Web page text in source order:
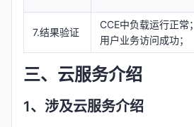
7.结果验证
CCE中负载运行正常；
用户业务访问成功；
三、云服务介绍
1、涉及云服务介绍